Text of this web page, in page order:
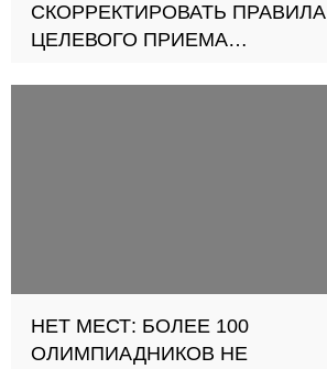
СКОРРЕКТИРОВАТЬ ПРАВИЛА
ЦЕЛЕВОГО ПРИЕМА
НЕТ МЕСТ: БОЛЕЕ 100
ОЛИМПИАДНИКОВ НЕ